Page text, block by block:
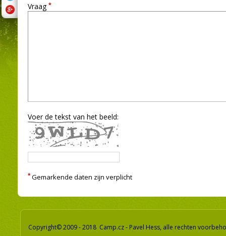
Vraag *
Voer de tekst van het beeld:
* Gemarkende daten zijn verplicht
Copyright© 2009 - 2018 Camp.cz - Pavel Hess, alle rechten